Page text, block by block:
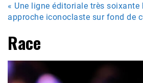
« Une ligne éditoriale très soixante
approche iconoclaste sur fond de
Race